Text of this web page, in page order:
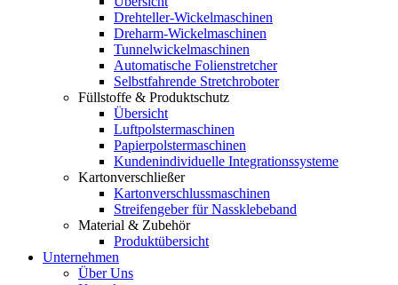
Drehteller-Wickelmaschinen
Dreharm-Wickelmaschinen
Tunnelwickelmaschinen
Automatische Folienstretcher
Selbstfahrende Stretchroboter
Füllstoffe & Produktschutz
Übersicht
Luftpolstermaschinen
Papierpolstermaschinen
Kundenindividuelle Integrationssysteme
Kartonverschließer
Kartonverschlussmaschinen
Streifengeber für Nassklebeband
Material & Zubehör
Produktübersicht
Unternehmen
Über Uns